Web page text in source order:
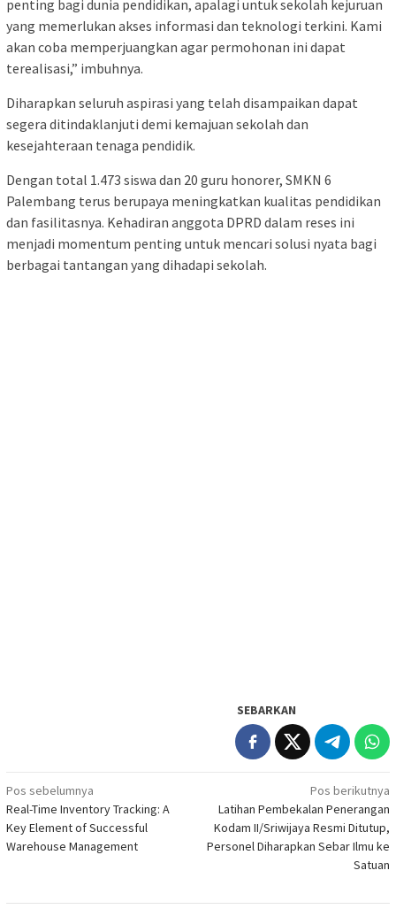
penting bagi dunia pendidikan, apalagi untuk sekolah kejuruan
yang memerlukan akses informasi dan teknologi terkini. Kami
akan coba memperjuangkan agar permohonan ini dapat
terealisasi,” imbuhnya.
Diharapkan seluruh aspirasi yang telah disampaikan dapat
segera ditindaklanjuti demi kemajuan sekolah dan
kesejahteraan tenaga pendidik.
Dengan total 1.473 siswa dan 20 guru honorer, SMKN 6
Palembang terus berupaya meningkatkan kualitas pendidikan
dan fasilitasnya. Kehadiran anggota DPRD dalam reses ini
menjadi momentum penting untuk mencari solusi nyata bagi
berbagai tantangan yang dihadapi sekolah.
SEBARKAN
Navigasi
pos
Pos sebelumnya
Real-Time Inventory Tracking: A
Key Element of Successful
Warehouse Management
Pos berikutnya
Latihan Pembekalan Penerangan
Kodam II/Sriwijaya Resmi Ditutup,
Personel Diharapkan Sebar Ilmu ke
Satuan